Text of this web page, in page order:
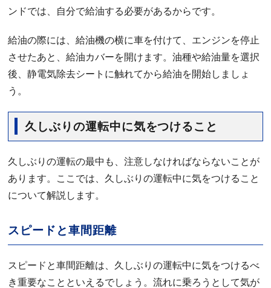
ンドでは、自分で給油する必要があるからです。
給油の際には、給油機の横に車を付けて、エンジンを停止
させたあと、給油カバーを開けます。油種や給油量を選択
後、静電気除去シートに触れてから給油を開始しましょ
う。
久しぶりの運転中に気をつけること
久しぶりの運転の最中も、注意しなければならないことが
あります。ここでは、久しぶりの運転中に気をつけること
について解説します。
スピードと車間距離
スピードと車間距離は、久しぶりの運転中に気をつけるべ
き重要なことといえるでしょう。流れに乗ろうとして気が